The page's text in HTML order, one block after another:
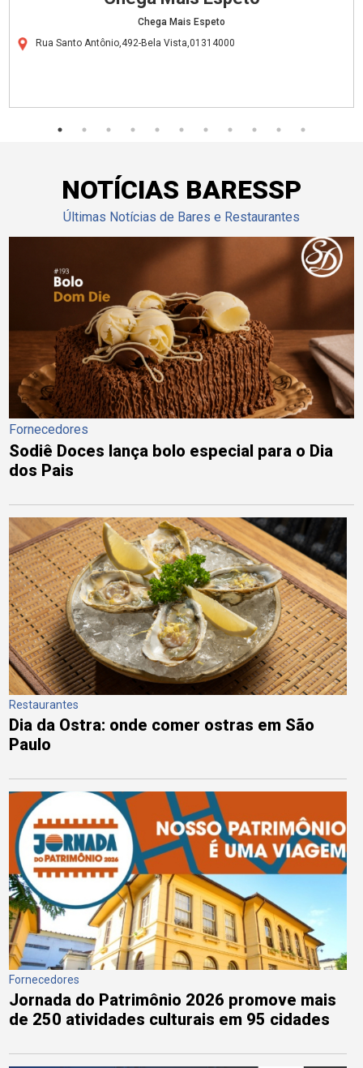
Chega Mais Espeto
Rua Santo Antônio,492-Bela Vista,01314000
NOTÍCIAS BARESSP
Últimas Notícias de Bares e Restaurantes
Fornecedores
Sodiê Doces lança bolo especial para o Dia
dos Pais
Restaurantes
Dia da Ostra: onde comer ostras em São
Paulo
Fornecedores
Jornada do Patrimônio 2026 promove mais
de 250 atividades culturais em 95 cidades